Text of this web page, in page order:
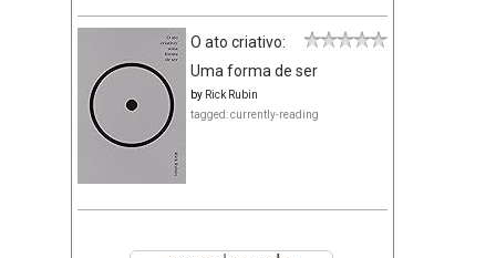
O ato criativo:
Uma forma de ser
by Rick Rubin
tagged: currently-reading